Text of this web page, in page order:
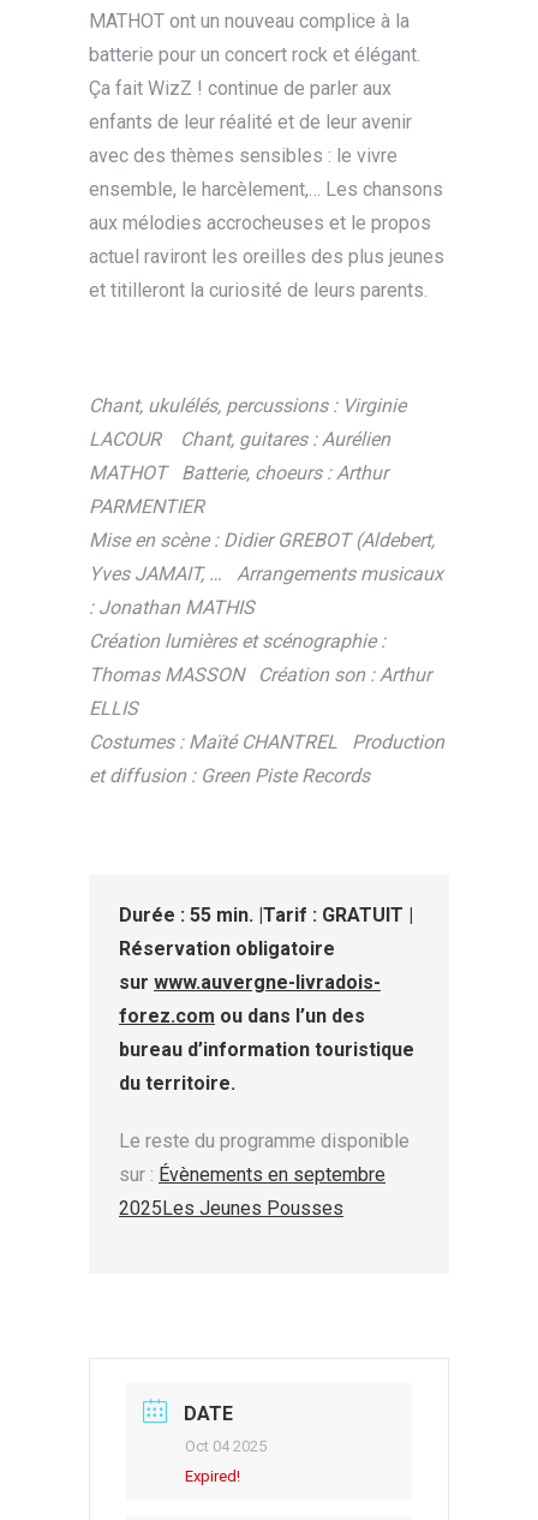
MATHOT ont un nouveau complice à la
batterie pour un concert rock et élégant.
Ça fait WizZ ! continue de parler aux
enfants de leur réalité et de leur avenir
avec des thèmes sensibles : le vivre
ensemble, le harcèlement,… Les chansons
aux mélodies accrocheuses et le propos
actuel raviront les oreilles des plus jeunes
et titilleront la curiosité de leurs parents.
Chant, ukulélés, percussions : Virginie
LACOUR
Chant, guitares : Aurélien
MATHOT Batterie, choeurs : Arthur
PARMENTIER
Mise en scène : Didier GREBOT (Aldebert,
Yves JAMAIT, … Arrangements musicaux
: Jonathan MATHIS
Création lumières et scénographie :
Thomas MASSON
Création son : Arthur
ELLIS
Costumes : Maïté CHANTREL Production
et diffusion : Green Piste Records
Durée : 55 min. |Tarif : GRATUIT |
Réservation obligatoire
sur www.auvergne-livradois-
forez.com ou dans l’un des
bureau d’information touristique
du territoire.
Le reste du programme disponible
sur : Évènements en septembre
2025Les Jeunes Pousses
DATE
Oct 04 2025
Expired!